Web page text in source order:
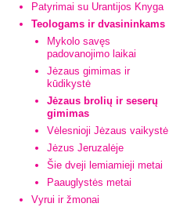
Patyrimai su Urantijos Knyga
Teologams ir dvasininkams
Mykolo savęs
padovanojimo laikai
Jėzaus gimimas ir
kūdikystė
Jėzaus brolių ir seserų
gimimas
Vėlesnioji Jėzaus vaikystė
Jėzus Jeruzalėje
Šie dveji lemiamieji metai
Paauglystės metai
Vyrui ir žmonai